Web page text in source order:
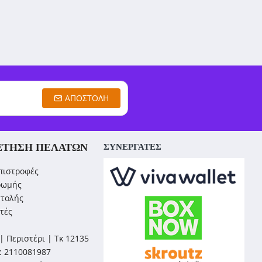
ΑΠΟΣΤΟΛΉ
ΠΕΛΑΤΏΝ
Περιστέρι | Τκ 12135
2110081987
ΣΥΝΕΡΓΑΤΕΣ